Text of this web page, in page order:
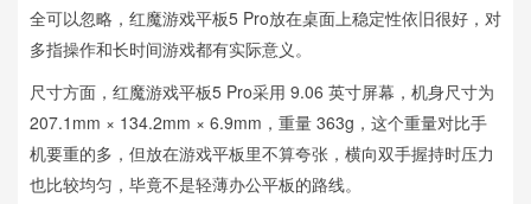
全可以忽略，红魔游戏平板5 Pro放在桌面上稳定性依旧很好，对
多指操作和长时间游戏都有实际意义。
尺寸方面，红魔游戏平板5 Pro采用 9.06 英寸屏幕，机身尺寸为
207.1mm × 134.2mm × 6.9mm，重量 363g，这个重量对比手
机要重的多，但放在游戏平板里不算夸张，横向双手握持时压力
也比较均匀，毕竟不是轻薄办公平板的路线。